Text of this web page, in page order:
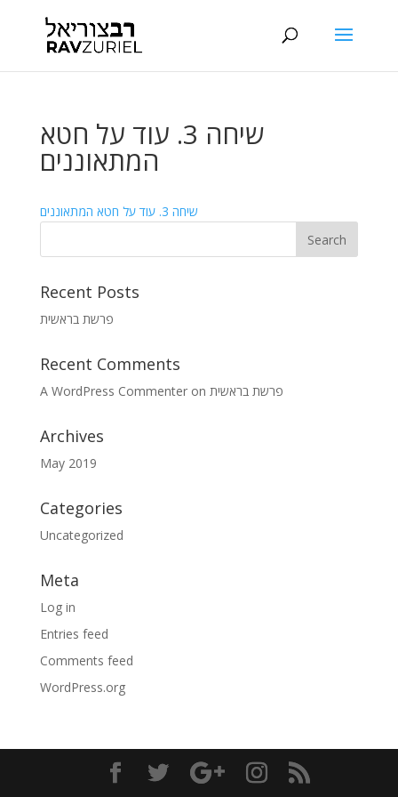
שיחה 3. עוד על חטא
המתאוננים
שיחה 3. עוד על חטא המתאוננים
Recent Posts
פרשת בראשית
Recent Comments
A WordPress Commenteron פרשת בראשית
Archives
May 2019
Categories
Uncategorized
Meta
Log in
Entries feed
Comments feed
WordPress.org